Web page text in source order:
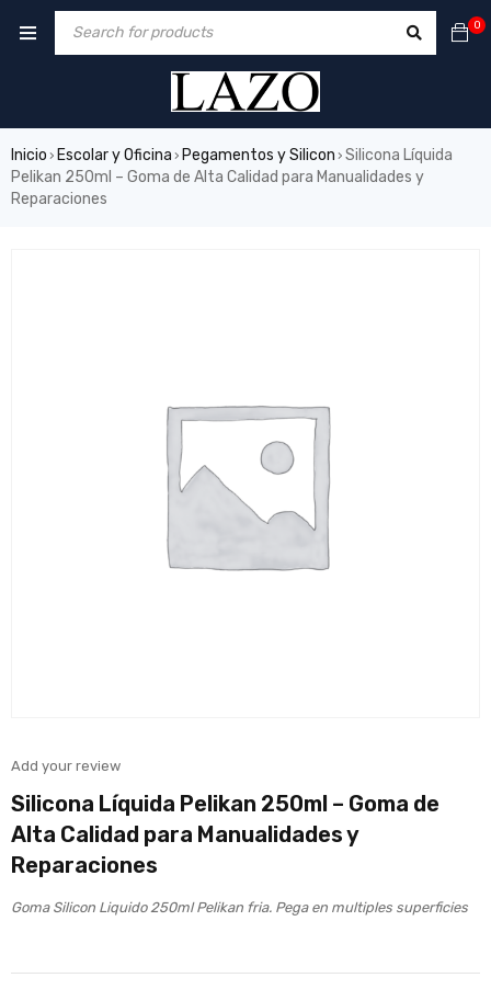
0
Inicio › Escolar y Oficina › Pegamentos y Silicon › Silicona Líquida
Pelikan 250ml – Goma de Alta Calidad para Manualidades y
Reparaciones
Add your review
Silicona Líquida Pelikan 250ml – Goma de
Alta Calidad para Manualidades y
Reparaciones
Goma Silicon Liquido 250ml Pelikan fria. Pega en multiples superficies